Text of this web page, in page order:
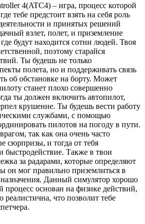
4(ATC4) – игра, процесс которой
тебе предстоит взять на себя роль
и принятых решений
взлет, полет, и приземление
будут находится сотни людей. Твоя
поэтому старайся
Ты будешь не только
полета, но и поддерживать связь
об обстановке на борту. Может
станет плохо совершенно
ты должен включить автопилот,
крушение. Ты будешь вести работу
службами, с помощью
пилотов на погоду в пути.
так как она очень часто
сюрпризы, и тогда от тебя
быстродействие. Также в твои
за радарами, которые определяют
он мог правильно приземлиться в
Данный симулятор хорошо
основан на физике действий,
реалистична, что позволит тебе